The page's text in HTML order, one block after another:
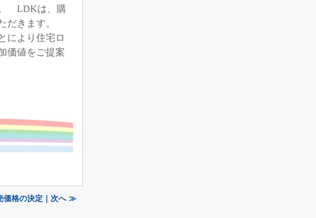
。 LDKは、購
だきます。
により住宅ロ
価値をご提案
価格の決定｜次へ ≫